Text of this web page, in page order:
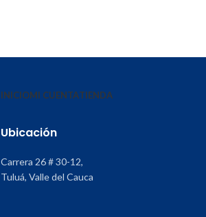
INICIOMI CUENTATIENDA
Ubicación
Carrera 26 # 30-12,
Tuluá, Valle del Cauca